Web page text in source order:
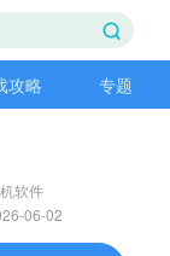
攻略 专题
软件
06-02